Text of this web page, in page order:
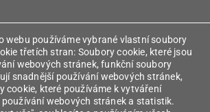
společenství
webu používáme vybrané vlastní soubory
třetích stran: Soubory cookie, které jsou
webových stránek, funkční soubory
snadnější používání webových stránek,
cookie, které používáme k vytváření
webových stránek a statistik.